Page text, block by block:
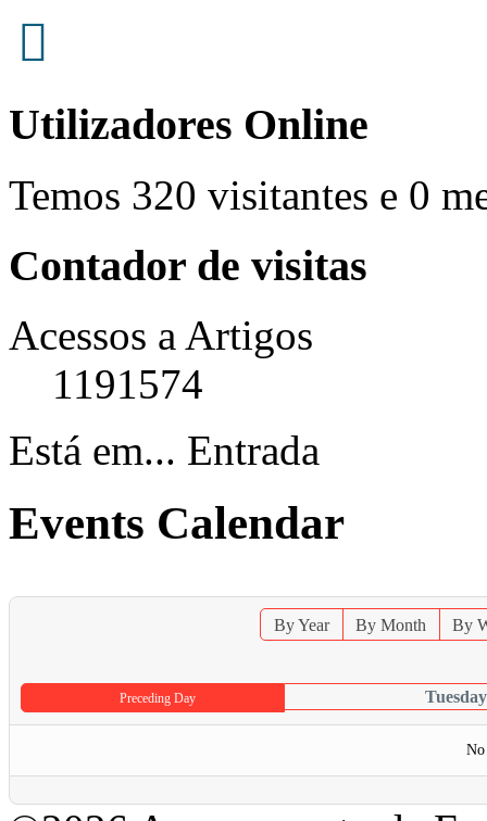
Utilizadores Online
Temos 320 visitantes e 0
Contador de visitas
Acessos a Artigos
1191574
Está em... Entrada
Events Calendar
By Year By Month By
Preceding Day
No